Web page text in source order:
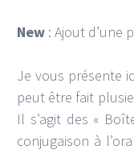
New : Ajout d’une
Je vous présente
peut être fait
Il s’agit des «
conjugaison à